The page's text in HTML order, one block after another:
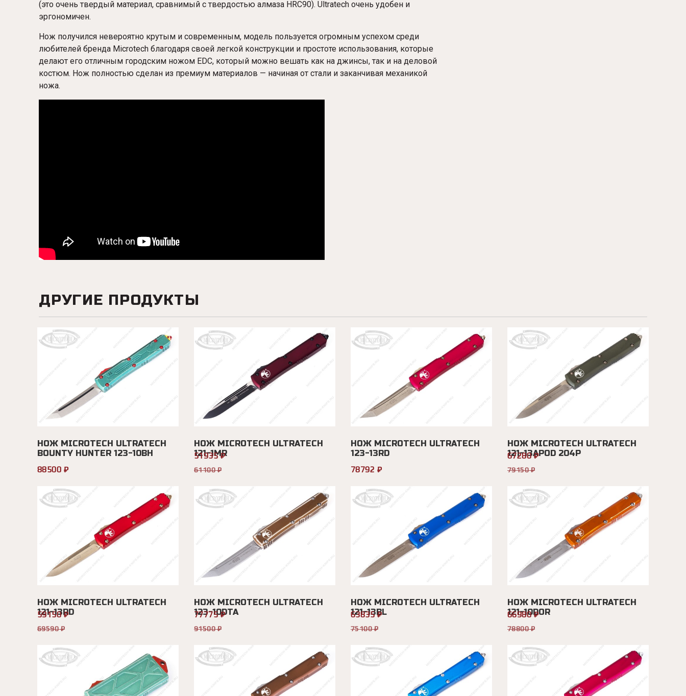
(это очень твердый материал, сравнимый с твердостью алмаза HRC90). Ultratech очень удобен и
эргономичен.
Нож получился невероятно крутым и современным, модель пользуется огромным успехом среди
любителей бренда Microtech благодаря своей легкой конструкции и простоте использования, которые
делают его отличным городским ножом EDC, который можно вешать как на джинсы, так и на деловой
костюм. Нож полностью сделан из премиум материалов — начиная от стали и заканчивая механикой
ножа.
ДРУГИЕ ПРОДУКТЫ
НОЖ MICROTECH ULTRATECH
BOUNTY HUNTER 123-10BH
88500 ₽
НОЖ MICROTECH ULTRATECH
121-1MR
51935 ₽
61100 ₽
НОЖ MICROTECH ULTRATECH
123-13RD
78792 ₽
НОЖ MICROTECH ULTRATECH
121-13APOD 204P
67280 ₽
79150 ₽
НОЖ MICROTECH ULTRATECH
121-13RD
59150 ₽
69590 ₽
НОЖ MICROTECH ULTRATECH
123-10DTA
77775 ₽
91500 ₽
НОЖ MICROTECH ULTRATECH
121-13BL
63835 ₽
75100 ₽
НОЖ MICROTECH ULTRATECH
121-10DOR
66980 ₽
78800 ₽